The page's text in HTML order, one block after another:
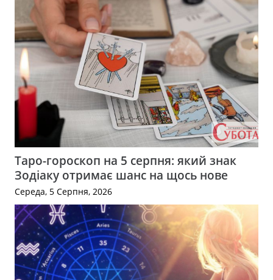
Таро-гороскоп на 5 серпня: який знак
Зодіаку отримає шанс на щось нове
Середа, 5 Серпня, 2026